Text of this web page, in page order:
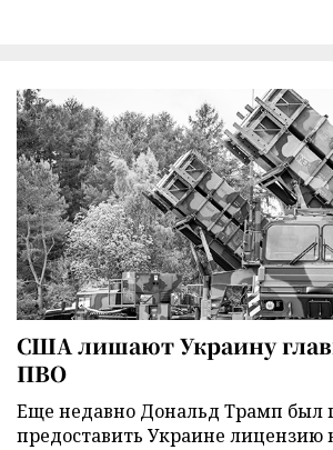
США лишают Украину
ПВО
Еще недавно Дональд Трамп был
предоставить Украине лицензию